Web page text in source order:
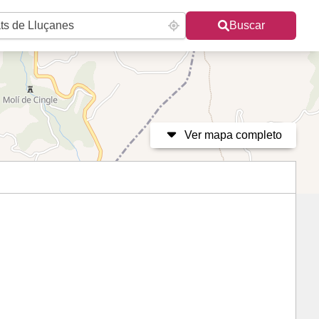
Buscar
Ver mapa completo